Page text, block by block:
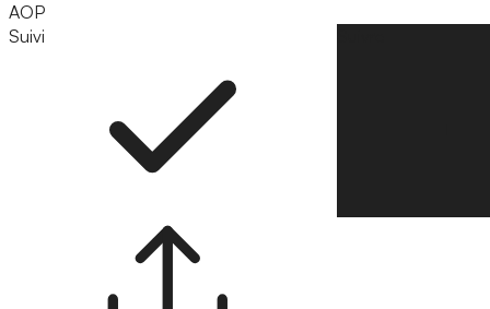
AOP
Suivi